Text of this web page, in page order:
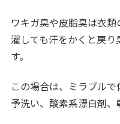
ワキガ臭や皮脂臭は衣
濯しても汗をかくと戻
す。
この場合は、ミラブル
予洗い、酸素系漂白剤、